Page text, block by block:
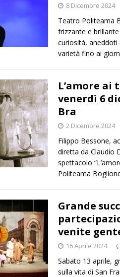
8 Dicembre 2024
Teatro Politeama
frizzante e
curiosità, aneddoti
varietà fino ai
L’amore ai
venerdì 6
Bra
2 Dicembre 2024
Filippo Bessone,
diretta da Claudio
spettacolo
Politeama
Grande
venite
16 Aprile 2024
Sabato 13 aprile,
sulla vita di San